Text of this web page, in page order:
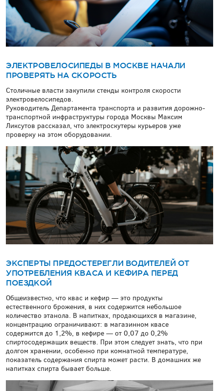
ЭЛЕКТРОВЕЛОСИПЕДЫ В МОСКВЕ НАЧАЛИ
ПРОВЕРЯТЬ НА СКОРОСТЬ
Столичные власти закупили стенды контроля скорости
электровелосипедов.
Руководитель Департамента транспорта и развития дорожно-
транспортной инфраструктуры города Москвы Максим
Ликсутов рассказал, что электроскутеры курьеров уже
проверку на этом оборудовании.
ЭКСПЕРТЫ ПРЕДОСТЕРЕГЛИ ВОДИТЕЛЕЙ ОТ
УПОТРЕБЛЕНИЯ КВАСА И КЕФИРА ПЕРЕД
ПОЕЗДКОЙ
Общеизвестно, что квас и кефир — это продукты
естественного брожения, в них содержится небольшое
количество этанола. В напитках, продающихся в магазине,
концентрацию ограничивают: в магазинном квасе
содержится до 1,2%, в кефире — от 0,07 до 0,2%
спиртосодержащих веществ. При этом следует знать, что при
долгом хранении, особенно при комнатной температуре,
показатель содержания спирта может расти. В домашних же
напитках спирта бывает больше.